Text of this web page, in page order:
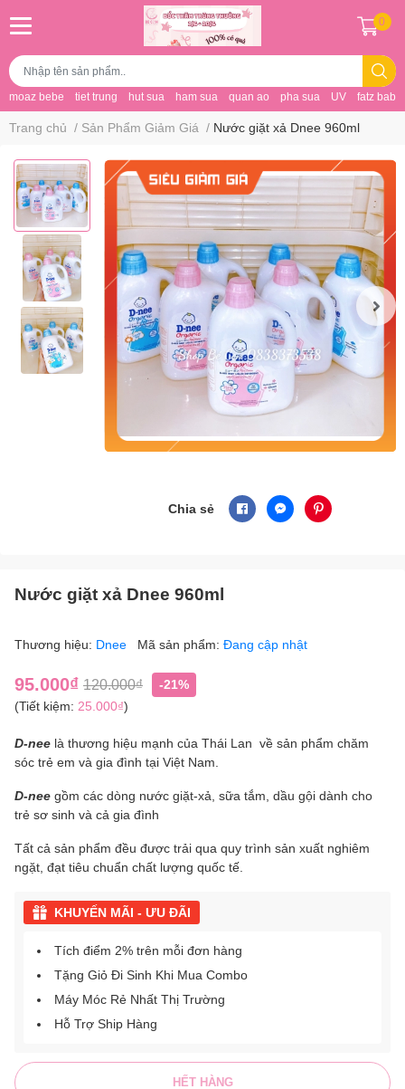
moaz bebe tiet trung hut sua ham sua quan ao pha sua UV fatz baby
0
Trang chủ / Sản Phẩm Giảm Giá / Nước giặt xả Dnee 960ml
Chia sẻ
Nước giặt xả Dnee 960ml
Thương hiệu: Dnee Mã sản phẩm: Đang cập nhật
95.000₫ 120.000₫
-21%
(Tiết kiệm: 25.000₫)
D-nee là thương hiệu mạnh của Thái Lan về sản phẩm chăm
sóc trẻ em và gia đình tại Việt Nam.
D-nee gồm các dòng nước giặt-xả, sữa tắm, dầu gội dành cho
trẻ sơ sinh và cả gia đình
Tất cả sản phẩm đều được trải qua quy trình sản xuất nghiêm
ngặt, đạt tiêu chuẩn chất lượng quốc tế.
KHUYẾN MÃI - ƯU ĐÃI
Tích điểm 2% trên mỗi đơn hàng
Tặng Giỏ Đi Sinh Khi Mua Combo
Máy Móc Rẻ Nhất Thị Trường
Hỗ Trợ Ship Hàng
HẾT HÀNG